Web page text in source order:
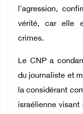
l'agression,
vérité, car elle
crimes.
Le CNP a
du journaliste et
la considérant
israélienne